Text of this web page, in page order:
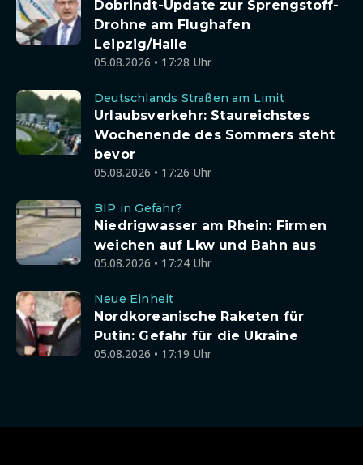
Dobrindt-Update zur Sprengstoff-
Drohne am Flughafen
Leipzig/Halle
05.08.2026 • 17:28 Uhr
Deutschlands Straßen am Limit
Urlaubsverkehr: Staureichstes
Wochenende des Sommers steht
bevor
05.08.2026 • 17:26 Uhr
BIP in Gefahr?
Niedrigwasser am Rhein: Firmen
weichen auf Lkw und Bahn aus
05.08.2026 • 17:24 Uhr
Neue Einheit
Nordkoreanische Raketen für
Putin: Gefahr für die Ukraine
05.08.2026 • 17:19 Uhr